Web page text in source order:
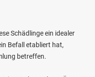
Schädlinge ein idealer
Befall etabliert hat,
betreffen.